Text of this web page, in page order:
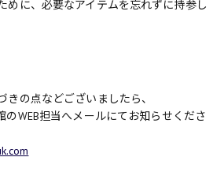
めに、必要なアイテムを忘れずに持参し
の点などございましたら、
のWEB担当へメールにてお知らせくださ